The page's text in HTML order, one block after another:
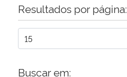
Planalto
Resultados por página:
Buscar em: